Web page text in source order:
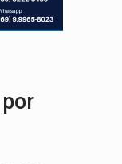
em Rondônia coincide com